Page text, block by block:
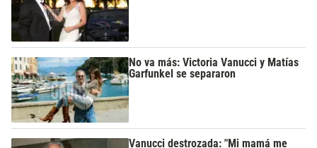
No va más: Victoria Vanucci y Matías
Garfunkel se separaron
Vanucci destrozada: "Mi mamá me